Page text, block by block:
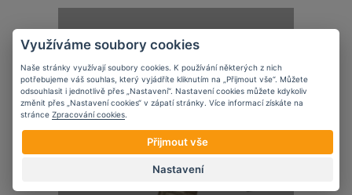
07 11 2023
Využíváme soubory cookies
Naše stránky využívají soubory cookies. K používání některých z nich
potřebujeme váš souhlas, který vyjádříte kliknutím na „Přijmout vše“. Můžete
odsouhlasit i jednotlivě přes „Nastavení“. Nastavení cookies můžete kdykoliv
změnit přes „Nastavení cookies“ v zápatí stránky. Více informací získáte na
stránce Zpracování cookies
Přijmout vše
Nastavení